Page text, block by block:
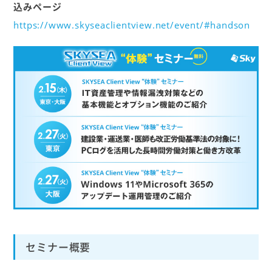
込みページ
https://www.skyseaclientview.net/event/#handson
セミナー概要